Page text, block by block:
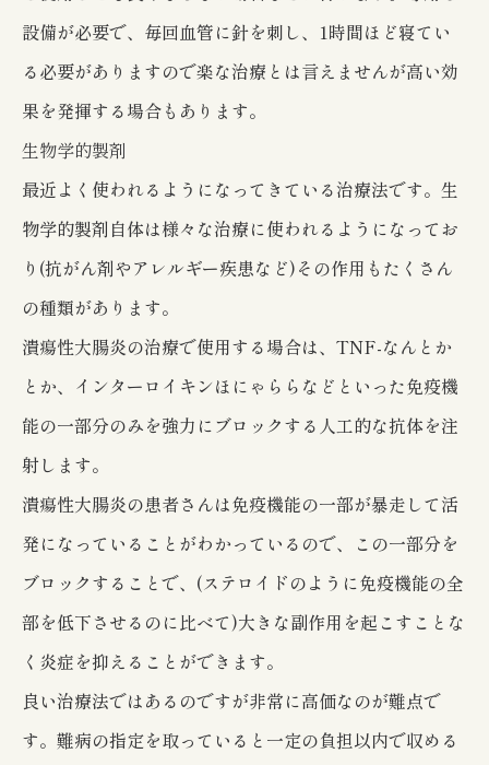
設備が必要で、毎回血管に針を刺し、1時間ほど寝てい
る必要がありますので楽な治療とは言えませんが高い効
果を発揮する場合もあります。
生物学的製剤
最近よく使われるようになってきている治療法です。生
物学的製剤自体は様々な治療に使われるようになってお
り(抗がん剤やアレルギー疾患など)その作用もたくさん
の種類があります。
潰瘍性大腸炎の治療で使用する場合は、TNF-なんとか
とか、インターロイキンほにゃららなどといった免疫機
能の一部分のみを強力にブロックする人工的な抗体を注
射します。
潰瘍性大腸炎の患者さんは免疫機能の一部が暴走して活
発になっていることがわかっているので、この一部分を
ブロックすることで、(ステロイドのように免疫機能の全
部を低下させるのに比べて)大きな副作用を起こすことな
く炎症を抑えることができます。
良い治療法ではあるのですが非常に高価なのが難点で
す。難病の指定を取っていると一定の負担以内で収める